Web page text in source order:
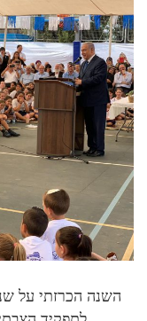
השנה הכרזתי על